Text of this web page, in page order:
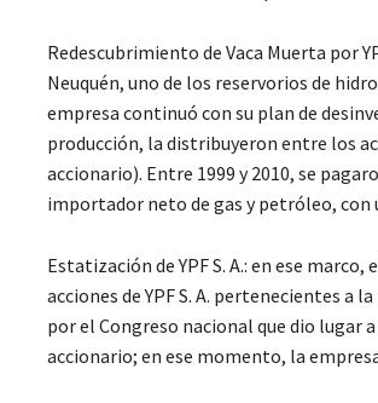
Redescubrimiento de Vaca Muerta por
Neuquén, uno de los reservorios de
empresa continuó con su plan de
producción, la distribuyeron entre los
accionario). Entre 1999 y 2010, se
importador neto de gas y petróleo, con
Estatización de YPF S. A.: en ese
acciones de YPF S. A. pertenecientes
por el Congreso nacional que dio lugar
accionario; en ese momento, la